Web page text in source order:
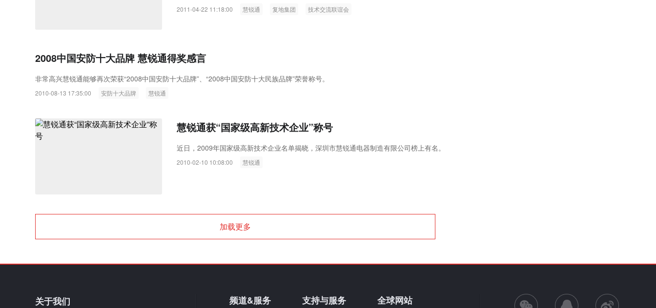
案”这一问题同与会人员进行了热烈的沟通交流...
2011-04-22 11:18:00 慧锐通 复地集团 技术交流联谊会
2008中国安防十大品牌 慧锐通得奖感言
非常高兴慧锐通能够再次荣获“2008中国安防十大品牌”、“2008中国安防十大民族品牌”荣誉称号。
2010-08-13 17:35:00 安防十大品牌 慧锐通
慧锐通获“国家级高新技术企业”称号
近日，2009年国家级高新技术企业名单揭晓，深圳市慧锐通电器制造有限公司榜上有名。
2010-02-10 10:08:00 慧锐通
加载更多
关于我们 频道&服务 支持与服务 全球网站